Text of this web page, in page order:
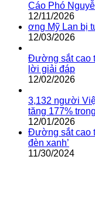
Cáo Phó
12/11/2026
ơng Mỹ Lan bị
12/03/2026
Đường sắt cao
lời giải đáp
12/02/2026
3,132 người
tăng 177%
12/01/2026
Đường sắt cao
đèn xanh’
11/30/2024